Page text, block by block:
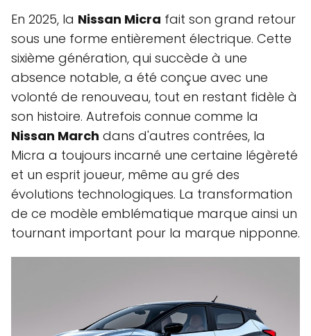
En 2025, la Nissan Micra fait son grand retour
sous une forme entièrement électrique. Cette
sixième génération, qui succède à une
absence notable, a été conçue avec une
volonté de renouveau, tout en restant fidèle à
son histoire. Autrefois connue comme la
Nissan March dans d'autres contrées, la
Micra a toujours incarné une certaine légèreté
et un esprit joueur, même au gré des
évolutions technologiques. La transformation
de ce modèle emblématique marque ainsi un
tournant important pour la marque nipponne.